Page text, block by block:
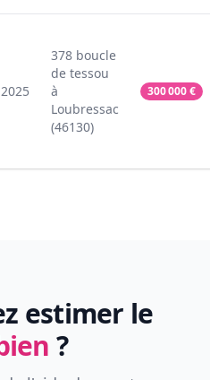
378 boucle
de tessou
à
Loubressac
(46130)
300 000€
estimer le
?